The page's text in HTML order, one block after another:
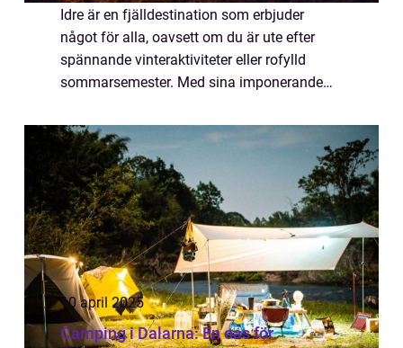
Idre är en fjälldestination som erbjuder
något för alla, oavsett om du är ute efter
spännande vinteraktiviteter eller rofylld
sommarsemester. Med sina imponerande
10 april 2025
Camping i Dalarna: En oas för